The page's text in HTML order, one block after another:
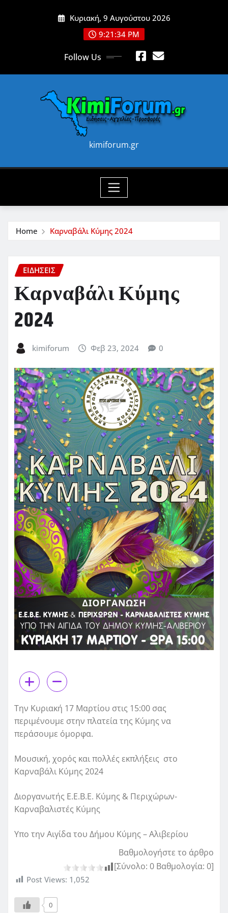
Κυριακή, 9 Αυγούστου 2026
9:21:36 PM
Follow Us
kimiforum.gr
Home Καρναβάλι Κύμης 2024
ΕΙΔΗΣΕΙΣ
Καρναβάλι Κύμης
2024
kimiforum Φεβ 23, 2024 0
Την Κυριακή 17 Μαρτίου στις 15:00 σας
περιμένουμε στην πλατεία της Κύμης να
περάσουμε όμορφα.
Μουσική, χορός και πολλές εκπλήξεις στο
Καρναβάλι Κύμης 2024
Διοργανωτής Ε.Ε.Β.Ε. Κύμης & Περιχώρων-
Καρναβαλιστές Κύμης
Υπο την Αιγίδα του Δήμου Κύμης – Αλιβερίου
Βαθμολογήστε το άρθρο
[Σύνολο: 0 Βαθμολογία: 0]
Post Views: 1,052
0